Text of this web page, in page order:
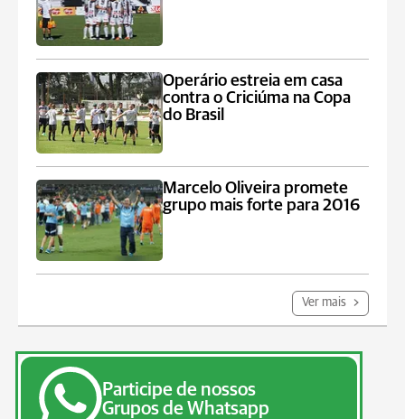
Operário estreia em casa
contra o Criciúma na Copa
do Brasil
Marcelo Oliveira promete
grupo mais forte para 2016
Ver mais
Participe de nossos
Grupos de Whatsapp